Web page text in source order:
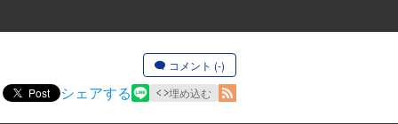
コメント (-)
Post シェアする 埋め込む